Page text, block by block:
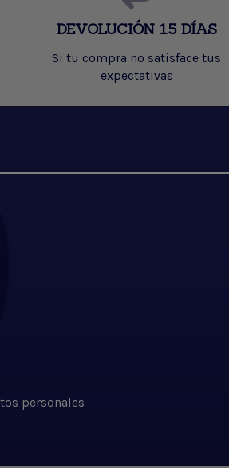
DEVOLUCIÓN 15 DÍAS
Si tu compra no satisface tus
expectativas
personales